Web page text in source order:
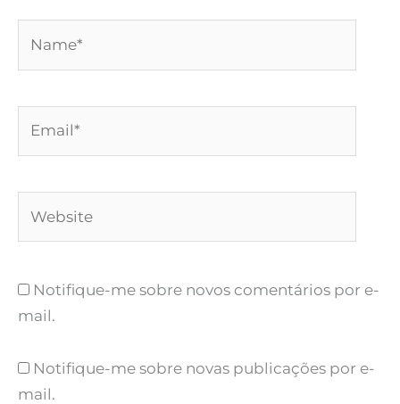
Notifique-me sobre novos comentários por e-
mail.
Notifique-me sobre novas publicações por e-
mail.